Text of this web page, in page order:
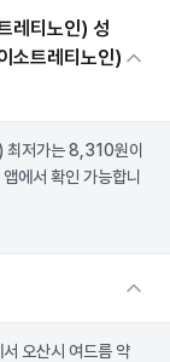
레티노인) 성
소트레티노인)
최저가는 8,310원이
앱에서 확인 가능합니
서 오산시 여드름 약